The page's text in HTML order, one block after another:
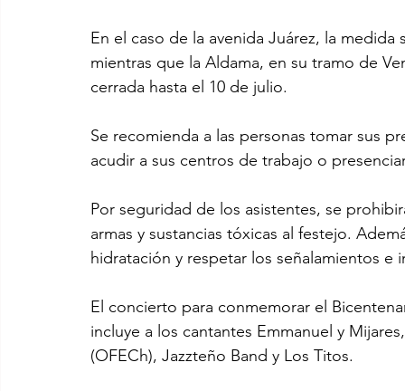
En el caso de la avenida Juárez, la
mientras que la Aldama, en su tramo de
cerrada hasta el 10 de julio.
Se recomienda a las personas tomar sus
acudir a sus centros de trabajo o
Por seguridad de los asistentes, se
armas y sustancias tóxicas al festejo.
hidratación y respetar los señalamientos e
El concierto para conmemorar el
incluye a los cantantes Emmanuel y
(OFECh), Jazzteño Band y Los Titos.